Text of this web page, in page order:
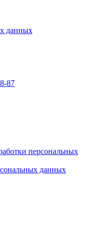
данных
87
персональных
данных